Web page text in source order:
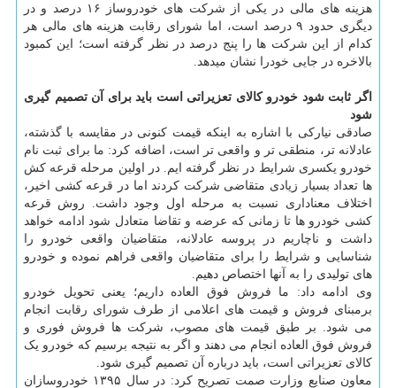
هزینه های مالی در یکی از شرکت های خودروساز ۱۶ درصد و در
دیگری حدود ۹ درصد است، اما شورای رقابت هزینه های مالی هر
کدام از این شرکت ها را پنج درصد در نظر گرفته است؛ این کمبود
بالاخره در جایی خودرا نشان میدهد.
اگر ثابت شود خودرو کالای تعزیراتی است باید برای آن تصمیم گیری
شود
صادقی نیارکی با اشاره به اینکه قیمت کنونی در مقایسه با گذشته،
عادلانه تر، منطقی تر و واقعی تر است، اضافه کرد: ما برای ثبت نام
خودرو یکسری شرایط در نظر گرفته ایم. در اولین مرحله قرعه کش
ها تعداد بسیار زیادی متقاضی شرکت کردند اما در قرعه کشی اخیر،
اختلاف معناداری نسبت به مرحله اول وجود داشت. روش قرعه
کشی خودرو ها تا زمانی که عرضه و تقاضا متعادل شود ادامه خواهد
داشت و ناچاریم در پروسه عادلانه، متقاضیان واقعی خودرو را
شناسایی و شرایط را برای متقاضیان واقعی فراهم نموده و خودرو
های تولیدی را به آنها اختصاص دهیم.
وی ادامه داد: ما فروش فوق العاده داریم؛ یعنی تحویل خودرو
برمبنای فروش و قیمت های اعلامی از طرف شورای رقابت انجام
می شود. بر طبق قیمت های مصوب، شرکت ها فروش فوری و
فروش فوق العاده انجام می دهند و اگر به نتیجه برسیم که خودرو یک
کالای تعزیراتی است، باید درباره آن تصمیم گیری شود.
معاون صنایع وزارت صمت تصریح کرد: در سال ۱۳۹۵ خودروسازان